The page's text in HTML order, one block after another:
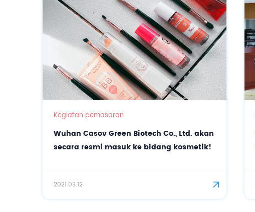
Kegiatan pemasaran
Wuhan Casov Green Biotech Co., Ltd. akan
secara resmi masuk ke bidang kosmetik!
2021.03.12